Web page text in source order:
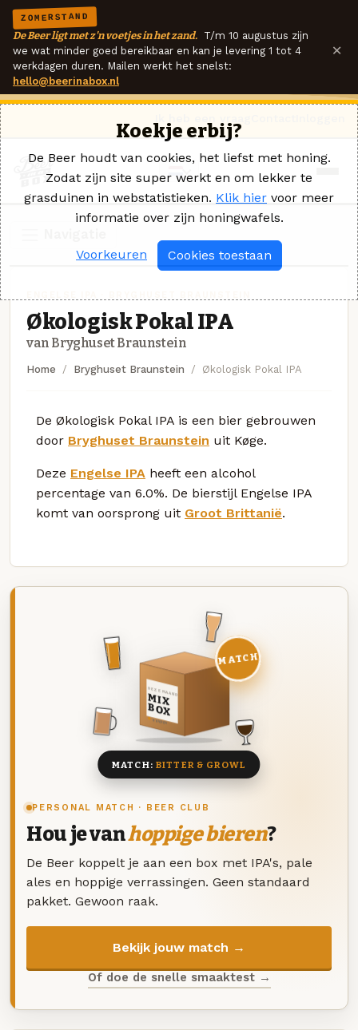
ZOMERSTAND
De Beer ligt met z'n voetjes in het zand. T/m 10 augustus zijn
we wat minder goed bereikbaar en kan je levering 1 tot 4
werkdagen duren. Mailen werkt het snelst:
hello@beerinabox.nl
×
Økologisk Pokal IPA
van Bryghuset Braunstein
Home Bryghuset Braunstein Økologisk Pokal IPA
De Økologisk Pokal IPA is een bier gebrouwen
door Bryghuset Braunstein uit Køge.
Deze Engelse IPA heeft een alcohol
percentage van 6.0%. De bierstijl Engelse IPA
komt van oorsprong uit Groot Brittanië.
PERSONAL MATCH · BEER CLUB
Hou je vanhoppige bieren?
De Beer koppelt je aan een box met IPA's, pale
ales en hoppige verrassingen. Geen standaard
pakket. Gewoon raak.
Bekijk jouw match →
Of doe de snelle smaaktest →
DEZE MAAND
MIX
BOX
8 BIEREN
MATCH
MATCH: BITTER & GROWL
Koekje erbij?
De Beer houdt van cookies, het liefst met honing.
Zodat zijn site super werkt en om lekker te
grasduinen in webstatistieken. Klik hier voor meer
informatie over zijn honingwafels.
Voorkeuren Cookies toestaan